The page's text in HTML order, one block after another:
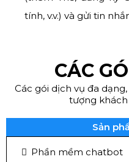
tính, v.v.) và gửi tin
CÁC
Các gói dịch vụ đa
tượng
Sản
Phần mềm chatbot